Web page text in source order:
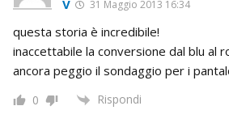
V 31 Maggio 2013 16:34
questa storia è incredibile!
inaccettabile la conversione dal blu al
ancora peggio il sondaggio per i
0 Rispondi